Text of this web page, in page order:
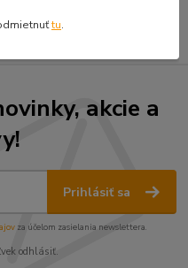
akcie a
Prihlásiť sa
za účelom zasielania newslettera.
odhlásiť.
tu.